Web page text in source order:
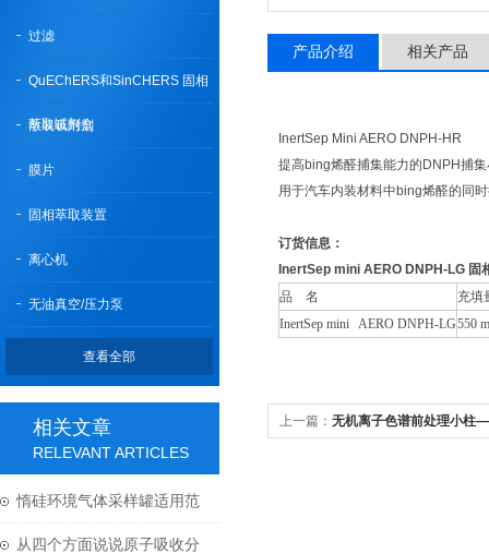
过滤
QuEChERS和SinCHERS 固相
萃取试剂盒
散装吸附剂
膜片
固相萃取装置
离心机
无油真空/压力泵
查看全部
相关文章
RELEVANT ARTICLES
惰硅环境气体采样罐适用范
围
从四个方面说说原子吸收分
产品介绍 相关产品
InertSep Mini AERO DNPH-HR
提高bing烯醛捕集能力的DNPH捕
用于汽车内装材料中bing烯醛的同
订货信息：
InertSep mini AERO DNPH-LG 固
品 名
充填
InertSep mini AERO DNPH-LG550
上一篇： 无机离子色谱前处理小柱